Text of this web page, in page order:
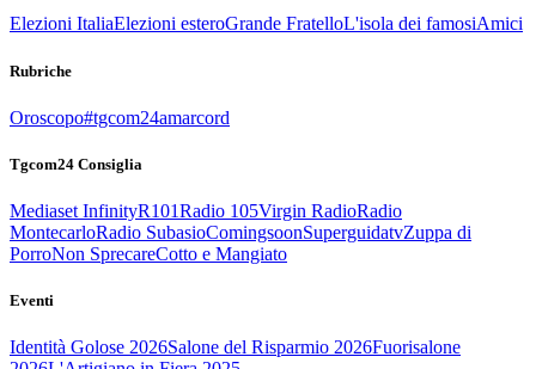
Elezioni ItaliaElezioni esteroGrande FratelloL'isola dei famosiAmici
Rubriche
Oroscopo#tgcom24amarcord
Tgcom24 Consiglia
Mediaset InfinityR101Radio 105Virgin RadioRadio
MontecarloRadio SubasioComingsoonSuperguidatvZuppa di
PorroNon SprecareCotto e Mangiato
Eventi
Identità Golose 2026Salone del Risparmio 2026Fuorisalone